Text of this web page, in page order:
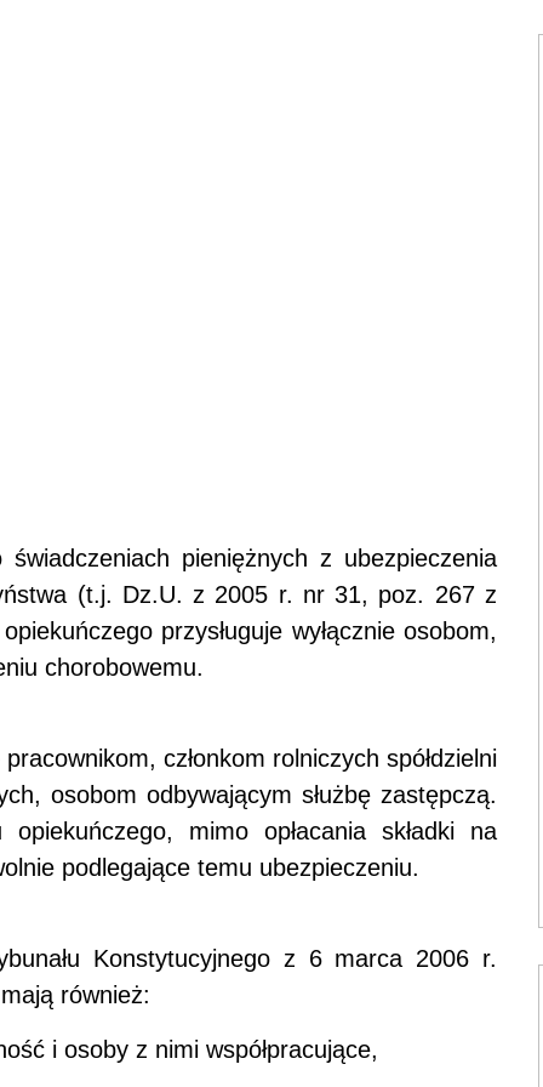
pieniężnych z ubezpieczenia
(t.j. Dz.U. z 2005 r. nr 31, poz. 267 z
przysługuje wyłącznie osobom,
chorobowemu.
pracownikom, członkom rolniczych spółdzielni
osobom odbywającym służbę zastępczą.
mimo opłacania składki na
podlegające temu ubezpieczeniu.
Konstytucyjnego z 6 marca 2006 r.
również:
i osoby z nimi współpracujące,